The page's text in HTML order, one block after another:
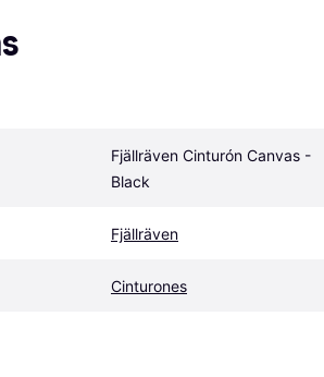
Fjällräven Cinturón Canvas -
Black
Fjällräven
Cinturones